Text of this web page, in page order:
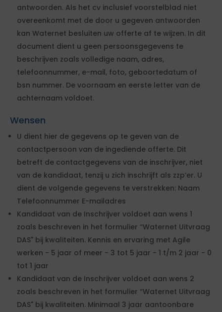
antwoorden. Als het cv inclusief voorstelblad niet
overeenkomt met de door u gegeven antwoorden
kan Waternet besluiten uw offerte af te wijzen. In dit
document dient u geen persoonsgegevens te
beschrijven zoals volledige naam, adres,
telefoonnummer, e-mail, foto, geboortedatum of
bsn nummer. De voornaam en eerste letter van de
achternaam voldoet.
Wensen
U dient hier de gegevens op te geven van de
contactpersoon van de ingediende offerte. Dit
betreft de contactgegevens van de inschrijver, niet
van de kandidaat, tenzij u zich inschrijft als zzp’er. U
dient de volgende gegevens te verstrekken: Naam
Telefoonnummer E-mailadres
Kandidaat van de Inschrijver voldoet aan wens 1
zoals beschreven in het formulier “Waternet Uitvraag
DAS" bij kwaliteiten. Kennis en ervaring met Agile
werken - 5 jaar of meer - 3 tot 5 jaar - 1 t/m 2 jaar - 0
tot 1 jaar
Kandidaat van de Inschrijver voldoet aan wens 2
zoals beschreven in het formulier “Waternet Uitvraag
DAS" bij kwaliteiten. Minimaal 3 jaar aantoonbare